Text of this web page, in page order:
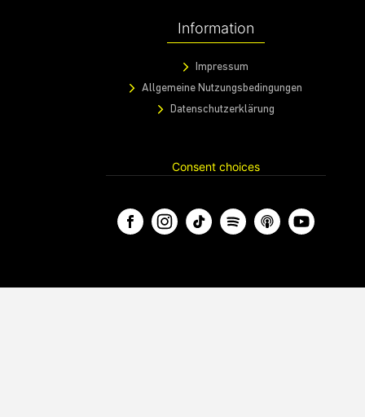
Information
Impressum
Allgemeine Nutzungsbedingungen
Datenschutzerklärung
Consent choices